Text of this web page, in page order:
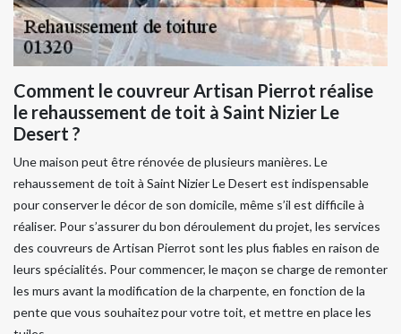
Comment le couvreur Artisan Pierrot réalise
le rehaussement de toit à Saint Nizier Le
Desert ?
Une maison peut être rénovée de plusieurs manières. Le
rehaussement de toit à Saint Nizier Le Desert est indispensable
pour conserver le décor de son domicile, même s’il est difficile à
réaliser. Pour s’assurer du bon déroulement du projet, les services
des couvreurs de Artisan Pierrot sont les plus fiables en raison de
leurs spécialités. Pour commencer, le maçon se charge de remonter
les murs avant la modification de la charpente, en fonction de la
pente que vous souhaitez pour votre toit, et mettre en place les